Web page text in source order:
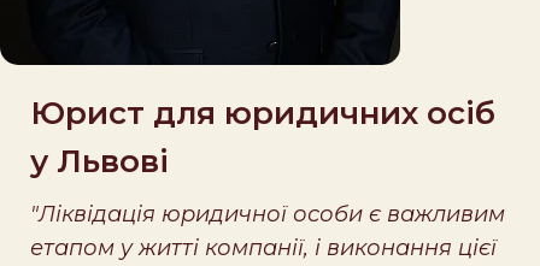
Юрист для юридичних осіб
у Львові
"Ліквідація юридичної особи є важливим
етапом у житті компанії, і виконання цієї